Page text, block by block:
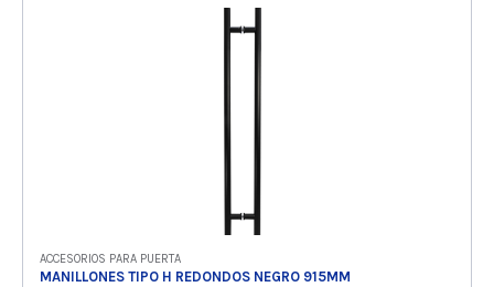
ACCESORIOS PARA PUERTA
MANILLONES TIPO H REDONDOS NEGRO 915MM